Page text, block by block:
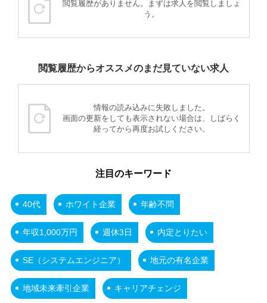
閲覧履歴がありません。まずは求人を閲覧しましょ
う。
閲覧履歴からオススメのまだ見ていない求人
情報の読み込みに失敗しました。
画面の更新をしても表示されない場合は、しばらく
経ってから再度お試しください。
注目のキーワード
40代 ホワイト企業 年齢不問
年収1,000万円 週休3日 内定とりたい
SE（システムエンジニア） 地元の有名企業
地域未来牽引企業 キャリアチェンジ